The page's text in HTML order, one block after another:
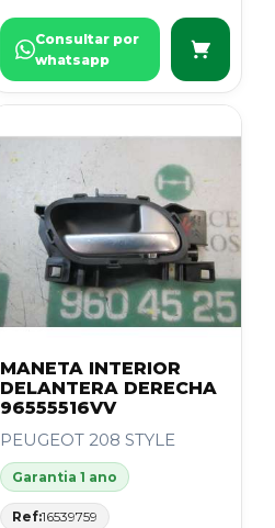
Consultar por
whatsapp
MANETA INTERIOR
DELANTERA DERECHA
96555516VV
PEUGEOT 208 STYLE
Garantia 1 ano
Ref:16539759